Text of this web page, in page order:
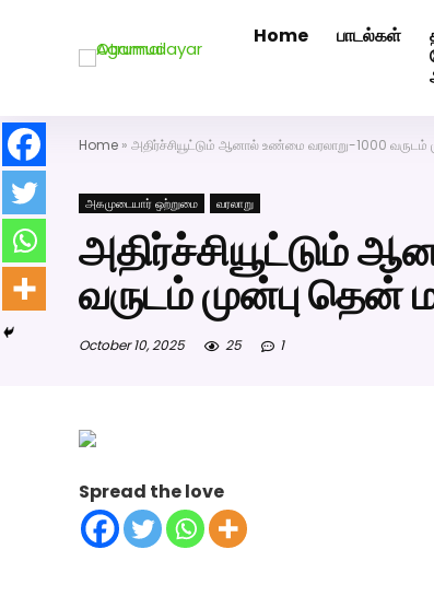
Home பாடல்கள்
Home » அதிர்ச்சியூட்டும் ஆனால் உண்மை வரலாறு-1000
அகமுடையார் ஒற்றுமை வரலாறு
அதிர்ச்சியூட்டும்
வருடம் முன்பு
October 10, 2025 25 1
Spread the love
அகமுடையார் திருமண வரன்களுக்கு